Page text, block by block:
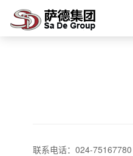
联系电话：024-75167780